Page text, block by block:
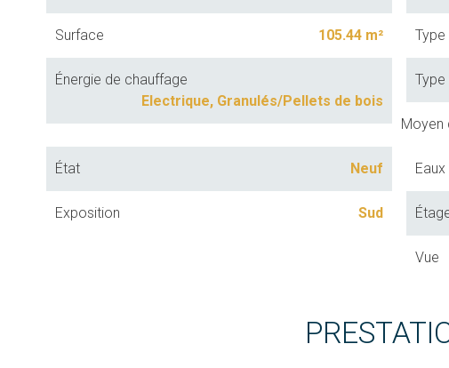
Surface 105.44 m²
Énergie de chauffage
Electrique, Granulés/Pellets de bois
Moyen
État Neuf
Exposition Sud
Vue